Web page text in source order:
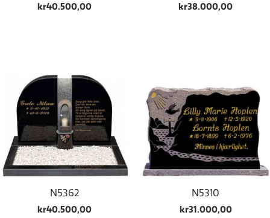
kr40.500,00 kr38.000,00
N5362
kr40.500,00
N5310
kr31.000,00